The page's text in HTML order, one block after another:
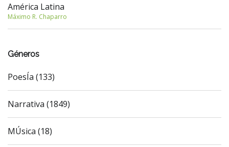
América Latina
Máximo R. Chaparro
Géneros
PoesÍa (133)
Narrativa (1849)
MÚsica (18)